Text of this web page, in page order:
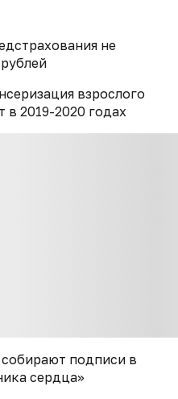
не
взрослого
в 2019-2020 годах
подписи в
сердца»